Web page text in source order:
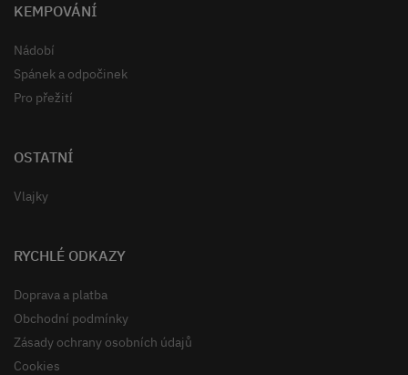
KEMPOVÁNÍ
Nádobí
Spánek a odpočinek
Pro přežití
OSTATNÍ
Vlajky
RYCHLÉ ODKAZY
Doprava a platba
Obchodní podmínky
Zásady ochrany osobních údajů
Cookies